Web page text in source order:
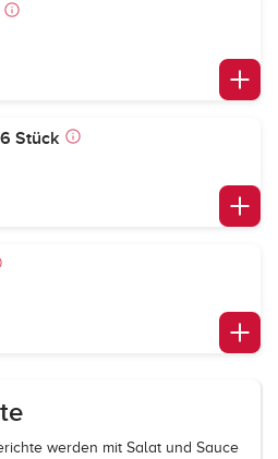
Stück
werden mit Salat und Sauce